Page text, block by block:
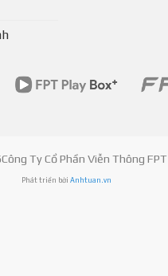
Ty Cổ Phần Viễn Thông FPT
Phát triển bởi Anhtuan.vn